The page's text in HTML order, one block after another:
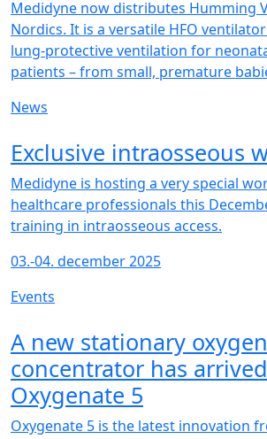
Medidyne now distributes Humming
Nordics. It is a versatile HFO
lung-protective ventilation for
patients – from small, premature
News
Exclusive intraosseous
Medidyne is hosting a very special
healthcare professionals this
training in intraosseous access.
03.-04. december 2025
Events
A new stationary oxygen
concentrator has
Oxygenate 5
Oxygenate 5 is the latest innovation